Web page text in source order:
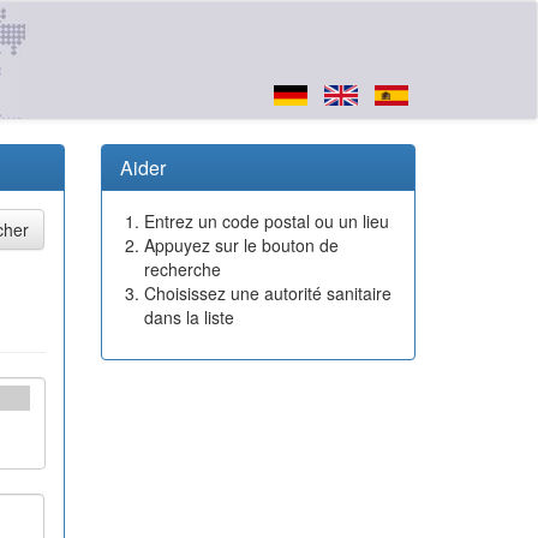
Aider
Entrez un code postal ou un lieu
Appuyez sur le bouton de
recherche
Choisissez une autorité sanitaire
dans la liste